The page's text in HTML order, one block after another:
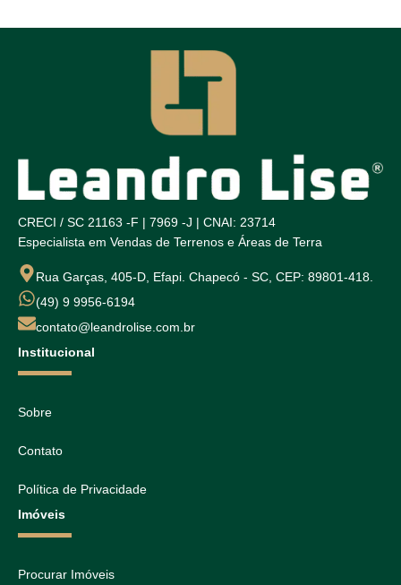
CRECI / SC 21163 -F | 7969 -J | CNAI: 23714
Especialista em Vendas de Terrenos e Áreas de Terra
Rua Garças, 405-D, Efapi. Chapecó - SC, CEP: 89801-418.
(49) 9 9956-6194
contato@leandrolise.com.br
Institucional
Sobre
Contato
Política de Privacidade
Imóveis
Procurar Imóveis